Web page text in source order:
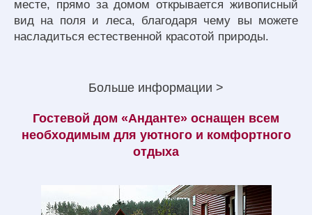
месте, прямо за домом открывается живописный
вид на поля и леса, благодаря чему вы можете
насладиться естественной красотой природы.
Больше информации >
Гостевой дом «Анданте» оснащен всем
необходимым для уютного и комфортного
отдыха